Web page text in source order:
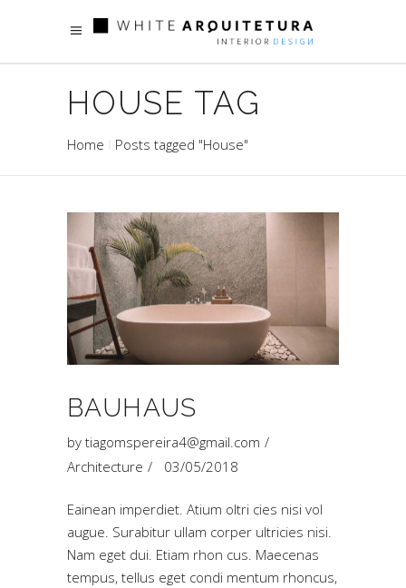
HOUSE TAG
Home Posts tagged "House"
BAUHAUS
by tiagomspereira4@gmail.com
Architecture
03/05/2018
Eainean imperdiet. Atium oltri cies nisi vol
augue. Surabitur ullam corper ultricies nisi.
Nam eget dui. Etiam rhon cus. Maecenas
tempus, tellus eget condi mentum rhoncus,